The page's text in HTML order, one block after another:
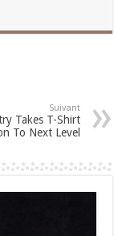
Suivant
Takes T-Shirt
To Next Level